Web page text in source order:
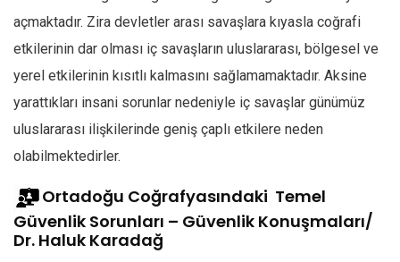
açmaktadır. Zira devletler arası savaşlara kıyasla coğrafi
etkilerinin dar olması iç savaşların uluslararası, bölgesel ve
yerel etkilerinin kısıtlı kalmasını sağlamamaktadır. Aksine
yarattıkları insani sorunlar nedeniyle iç savaşlar günümüz
uluslararası ilişkilerinde geniş çaplı etkilere neden
olabilmektedirler.
Ortadoğu Coğrafyasındaki Temel
Güvenlik Sorunları – Güvenlik Konuşmaları/
Dr. Haluk Karadağ